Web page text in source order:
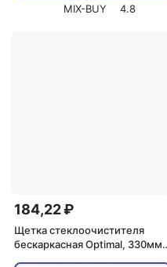
MIX-BUY
4.8
184,22 ₽
Щетка стеклоочистителя
бескаркасная Optimal, 330мм